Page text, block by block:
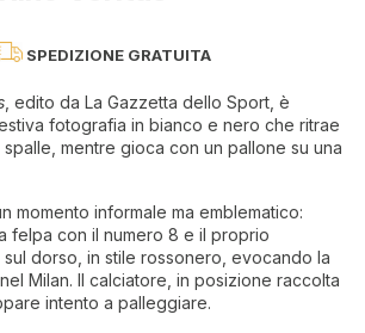
SPEDIZIONE GRATUITA
, edito da La Gazzetta dello Sport, è
fotografia in bianco e nero che ritrae
spalle, mentre gioca con un pallone su una
momento informale ma emblematico:
felpa con il numero 8 e il proprio
dorso, in stile rossonero, evocando la
Milan. Il calciatore, in posizione raccolta
intento a palleggiare.